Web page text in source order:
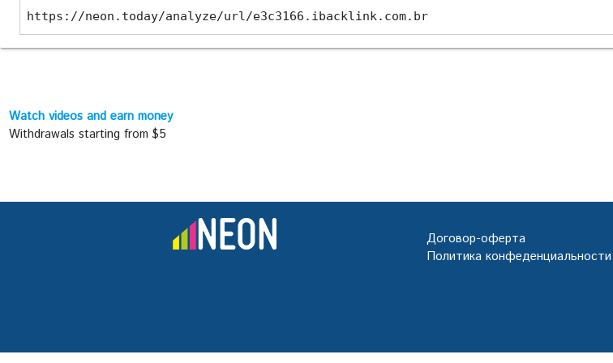
https://neon.today/analyze/url/e3c3166.ibacklink.com.br
Watch videos and earn money
Withdrawals starting from $5
Договор-оферта
Политика конфеденциальности